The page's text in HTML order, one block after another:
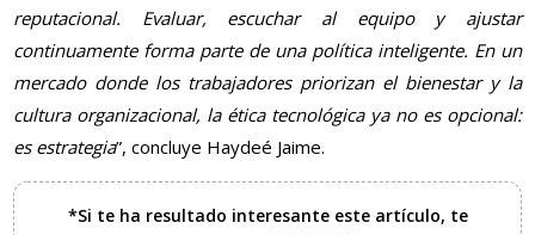
reputacional. Evaluar, escuchar al equipo y ajustar
continuamente forma parte de una política inteligente. En un
mercado donde los trabajadores priorizan el bienestar y la
cultura organizacional, la ética tecnológica ya no es opcional:
es estrategia”, concluye Haydeé Jaime.
*Si te ha resultado interesante este artículo, te